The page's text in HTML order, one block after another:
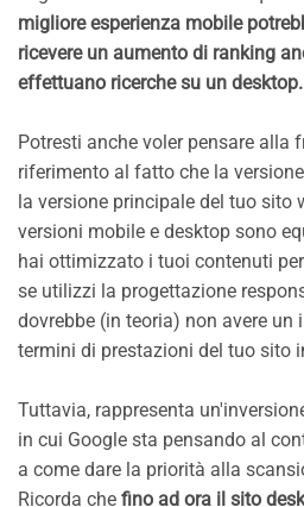
migliore esperienza mobile
ricevere un aumento di ranking
effettuano ricerche su un desktop.
Potresti anche voler pensare alla
riferimento al fatto che la
la versione principale del tuo sito
versioni mobile e desktop sono
hai ottimizzato i tuoi contenuti
se utilizzi la progettazione
dovrebbe (in teoria) non avere
termini di prestazioni del tuo sito
Tuttavia, rappresenta
in cui Google sta pensando al
a come dare la priorità alla
Ricorda che fino ad ora il sito